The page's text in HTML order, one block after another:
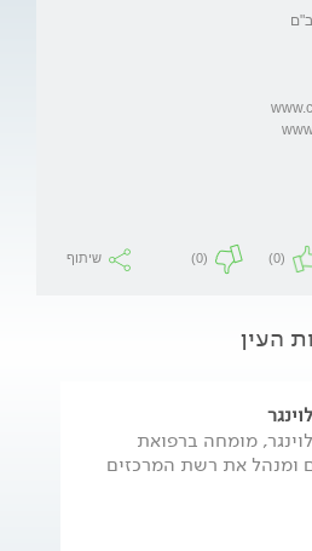
(0)
(0) שיתוף
העין
מומחה ברפואת
ומנהל את רשת המרכזים